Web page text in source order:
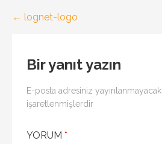
Yazı← lognet-logo
Bir yanıt yazın
E-posta adresiniz yayınlanmayacak.
işaretlenmişlerdir
YORUM *